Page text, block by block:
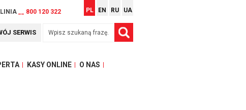
__ 800 120 322 PL EN RU UA
SERWIS
KASY ONLINE O NAS